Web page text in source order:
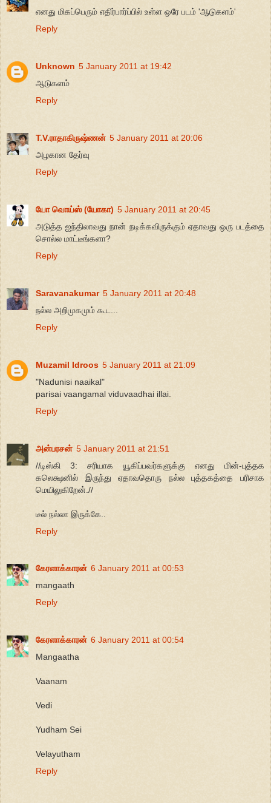
எனது மிகப்பெரும் எதிர்பார்ப்பில் உள்ள ஒரே படம் 'ஆடுகளம்'
Reply
Unknown 5 January 2011 at 19:42
ஆடுகளம்
Reply
T.V.ராதாகிருஷ்ணன் 5 January 2011 at 20:06
அழகான தேர்வு
Reply
யோ வொய்ஸ் (யோகா) 5 January 2011 at 20:45
அடுத்த ஐந்திலாவது நான் நடிக்கவிருக்கும் ஏதாவது ஒரு படத்தை
சொல்ல மாட்டீங்களா?
Reply
Saravanakumar 5 January 2011 at 20:48
நல்ல அறிமுகமும் கூட...
Reply
Muzamil Idroos 5 January 2011 at 21:09
"Nadunisi naaikal"
parisai vaangamal viduvaadhai illai.
Reply
அன்பரசன் 5 January 2011 at 21:51
//டிஸ்கி 3: சரியாக யூகிப்பவர்களுக்கு எனது மின்-புத்தக
கலெக்ஷனில் இருந்து ஏதாவதொரு நல்ல புத்தகத்தை பரிசாக
மெயிலுகிறேன்.//
டீல் நல்லா இருக்கே..
Reply
கேரளாக்காரன் 6 January 2011 at 00:53
mangaath
Reply
கேரளாக்காரன் 6 January 2011 at 00:54
Mangaatha
Vaanam
Vedi
Yudham Sei
Velayutham
Reply